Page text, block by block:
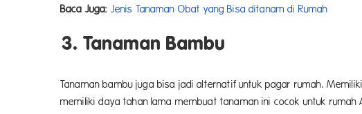
Baca Juga: Jenis Tanaman Obat yang Bisa ditanam di Rumah
3. Tanaman Bambu
Tanaman bambu juga bisa jadi alternatif untuk pagar rumah.
memiliki daya tahan lama membuat tanaman ini cocok untuk